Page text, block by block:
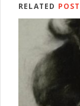
RELATED